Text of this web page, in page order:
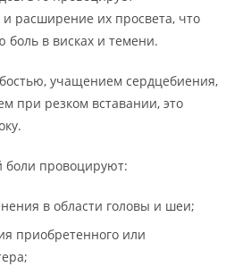
расширение их просвета, что
в висках и темени.
учащением сердцебиения,
при резком вставании, это
боли провоцируют:
в области головы и шеи;
приобретенного или